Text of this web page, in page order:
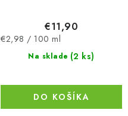
Na sklade (2 ks)
€11,90
Jednotková
€2,98 / 100 ml
DO KOŠÍKA